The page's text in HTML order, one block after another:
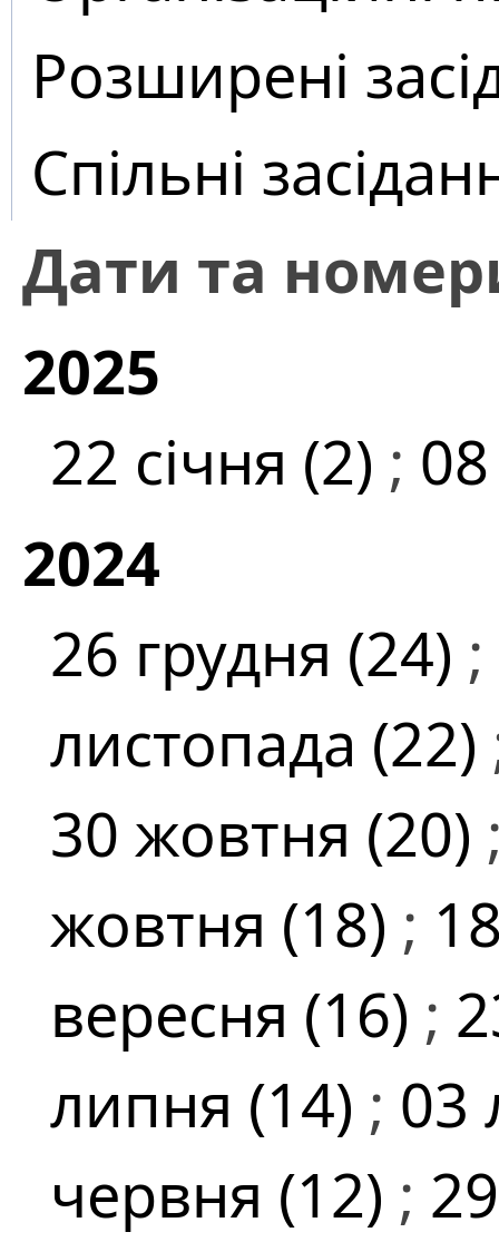
Розширені
Спільні
Дати та
2025
22 січня (2) ;
2024
26 грудня (24) ;
листопада (22)
30 жовтня (20)
жовтня (18) ;
вересня (16) ;
липня (14) ; 03
червня (12) ;